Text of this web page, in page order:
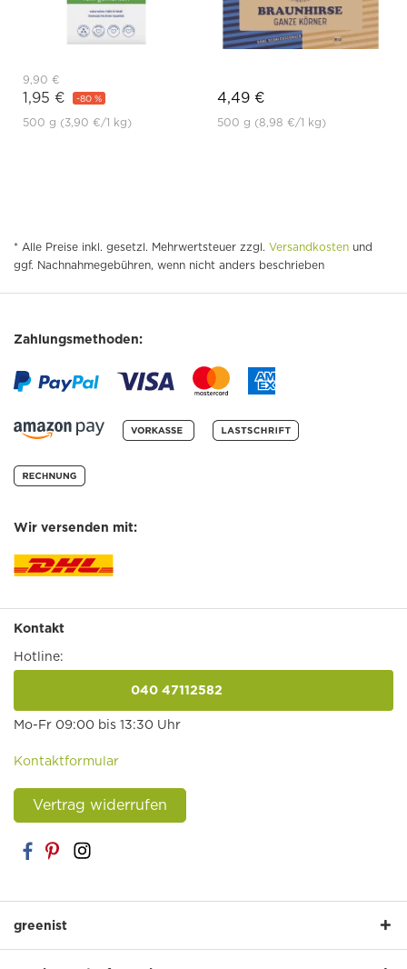
9,90 €
1,95 € -80 %
500 g (3,90 €/1 kg)
4,49 €
500 g (8,98 €/1 kg)
* Alle Preise inkl. gesetzl. Mehrwertsteuer zzgl. Versandkosten und
ggf. Nachnahmegebühren, wenn nicht anders beschrieben
Zahlungsmethoden:
Wir versenden mit:
Kontakt
Hotline:
040 47112582
Mo-Fr 09:00 bis 13:30 Uhr
Kontaktformular
Vertrag widerrufen
greenist